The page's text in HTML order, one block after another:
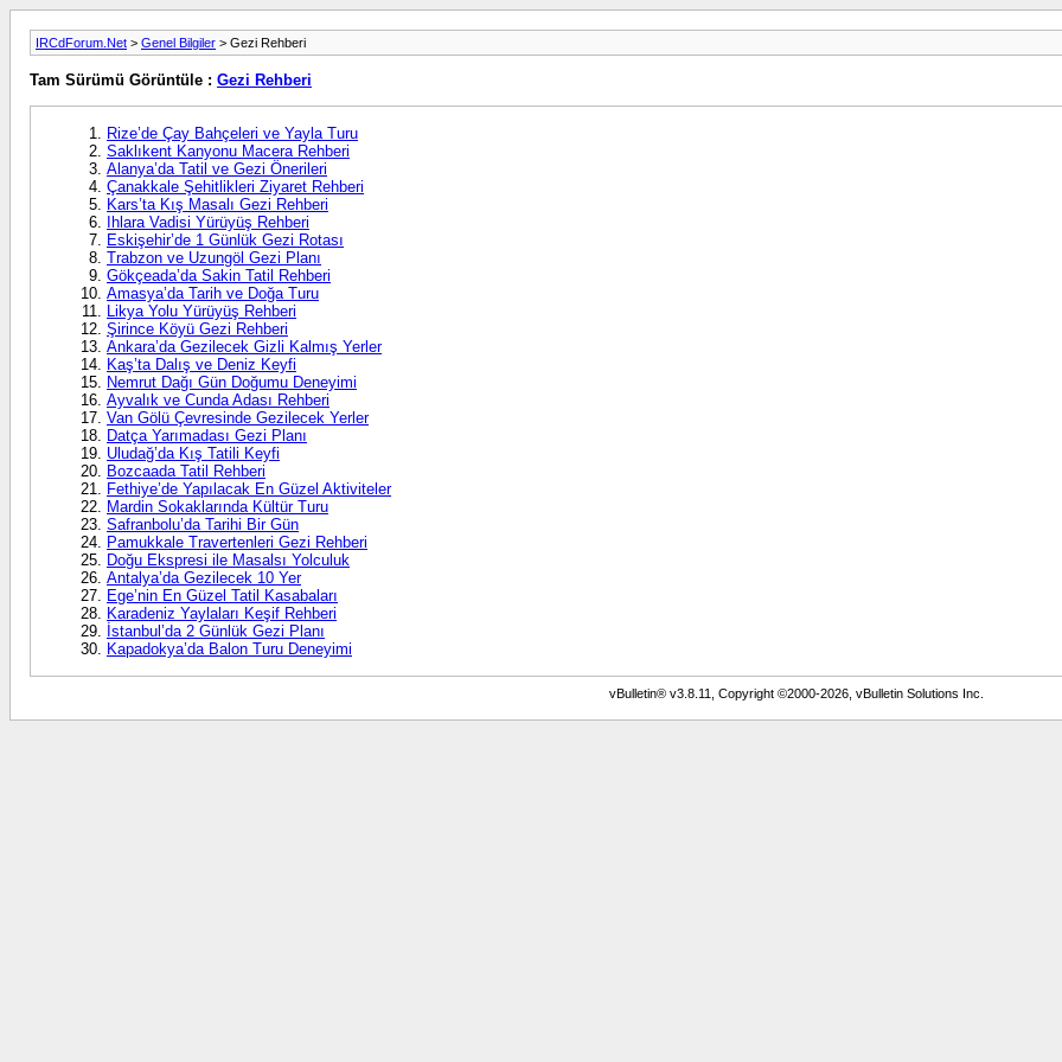
IRCdForum.Net > Genel Bilgiler > Gezi Rehberi
Tam Sürümü Görüntüle : Gezi Rehberi
Rize’de Çay Bahçeleri ve Yayla Turu
Saklıkent Kanyonu Macera Rehberi
Alanya’da Tatil ve Gezi Önerileri
Çanakkale Şehitlikleri Ziyaret Rehberi
Kars’ta Kış Masalı Gezi Rehberi
Ihlara Vadisi Yürüyüş Rehberi
Eskişehir’de 1 Günlük Gezi Rotası
Trabzon ve Uzungöl Gezi Planı
Gökçeada’da Sakin Tatil Rehberi
Amasya’da Tarih ve Doğa Turu
Likya Yolu Yürüyüş Rehberi
Şirince Köyü Gezi Rehberi
Ankara’da Gezilecek Gizli Kalmış Yerler
Kaş’ta Dalış ve Deniz Keyfi
Nemrut Dağı Gün Doğumu Deneyimi
Ayvalık ve Cunda Adası Rehberi
Van Gölü Çevresinde Gezilecek Yerler
Datça Yarımadası Gezi Planı
Uludağ’da Kış Tatili Keyfi
Bozcaada Tatil Rehberi
Fethiye’de Yapılacak En Güzel Aktiviteler
Mardin Sokaklarında Kültür Turu
Safranbolu’da Tarihi Bir Gün
Pamukkale Travertenleri Gezi Rehberi
Doğu Ekspresi ile Masalsı Yolculuk
Antalya’da Gezilecek 10 Yer
Ege’nin En Güzel Tatil Kasabaları
Karadeniz Yaylaları Keşif Rehberi
İstanbul’da 2 Günlük Gezi Planı
Kapadokya’da Balon Turu Deneyimi
vBulletin® v3.8.11, Copyright ©2000-2026, vBulletin Solutions Inc.